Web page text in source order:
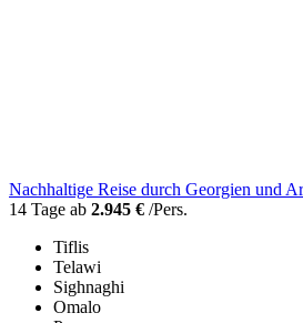
Nachhaltige Reise durch Georgien und
14 Tage ab 2.945 € /Pers.
Tiflis
Telawi
Sighnaghi
Omalo